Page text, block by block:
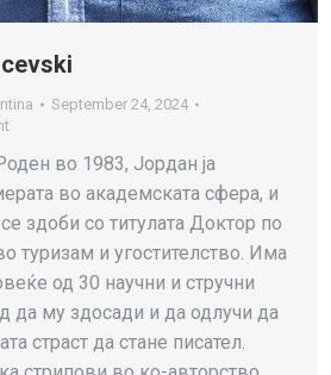
September 24, 2024
во 1983, Јордан ја
во академската сфера, и
здоби со титулата Доктор по
туризам и угостителство. Има
од 30 научни и стручни
да му здосади и да одлучи да
страст да стане писател.